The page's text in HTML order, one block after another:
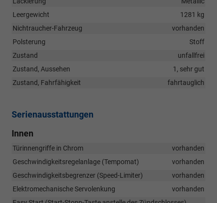
Leergewicht
1281 kg
Nichtraucher-Fahrzeug
vorhanden
Polsterung
Stoff
Zustand
unfallfrei
Zustand, Aussehen
1, sehr gut
Zustand, Fahrfähigkeit
fahrtauglich
Serienausstattungen
Innen
Türinnengriffe in Chrom
vorhanden
Geschwindigkeitsregelanlage (Tempomat)
vorhanden
Geschwindigkeitsbegrenzer (Speed-Limiter)
vorhanden
Elektromechanische Servolenkung
vorhanden